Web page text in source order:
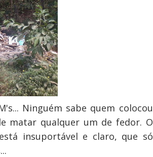
Ninguém sabe quem colocou
matar qualquer um de fedor. O
insuportável e claro, que só